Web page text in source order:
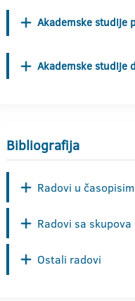
Akademske studije
Akademske studije
Bibliografija
Radovi u
Radovi sa skupova
Ostali radovi